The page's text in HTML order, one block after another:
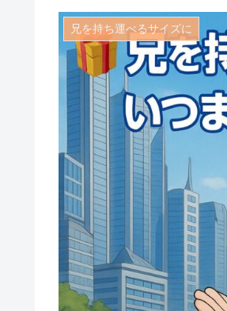
兄を持ち運べるサイズに